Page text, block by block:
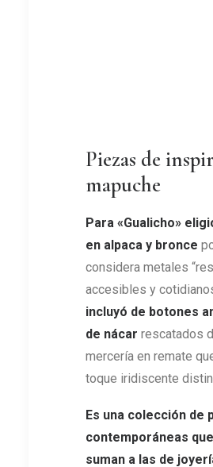
Piezas de
mapuche
Para «Gualicho»
en alpaca y bronce
considera metales
accesibles y
incluyó de botones
de nácar rescatados
mercería en remate
toque iridiscente
Es una colección de
contemporáneas
suman a las de